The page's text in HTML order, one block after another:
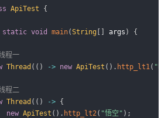
ApiTest {
static void main(String [ ] args ) {
程一
Thread ( ( ) -> new ApiTest ( ) . http_lt1 ( "哪
程二
Thread ( ( ) -> {
new ApiTest ( ) . http_lt2 ( "悟空" ) ;